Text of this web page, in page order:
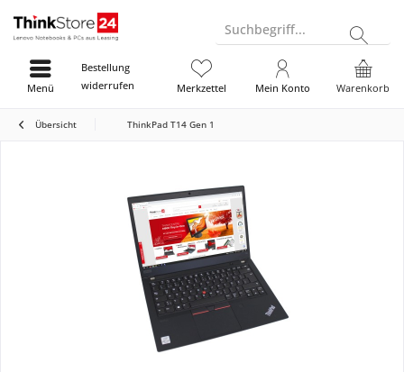
Suchbegriff...
Bestellung
widerrufen
Warenkorb
Merkzettel Mein Konto
Menü
Übersicht ThinkPad T14 Gen 1